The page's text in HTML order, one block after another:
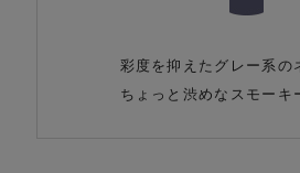
彩度を抑えたグレー系の
ちょっと渋めなスモーキ